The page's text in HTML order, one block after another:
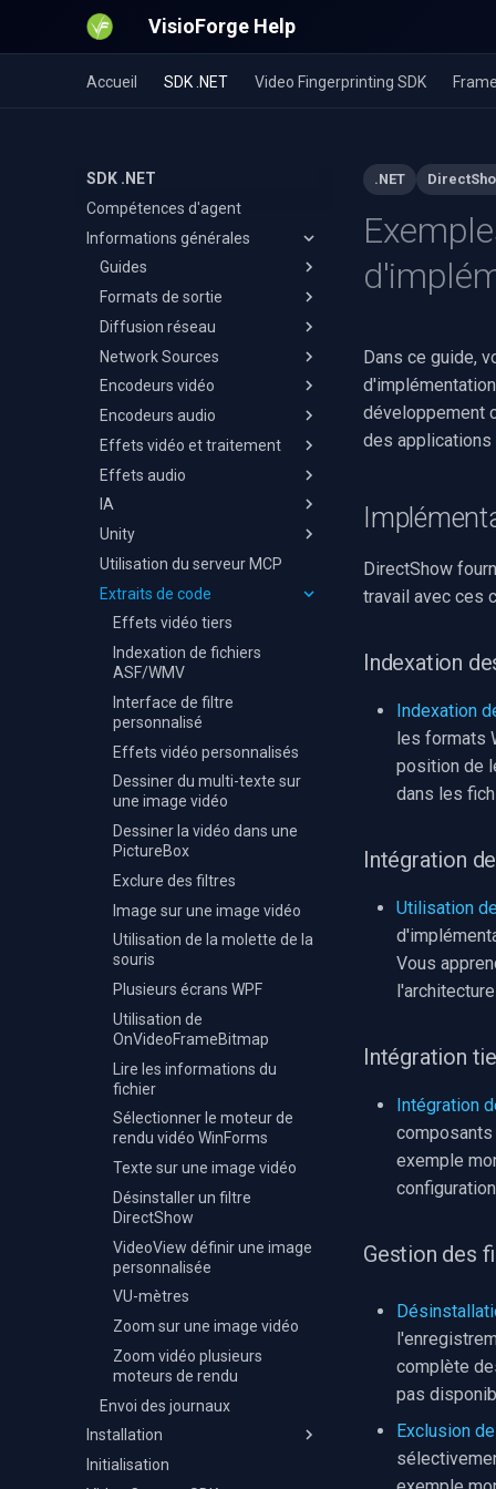
VisioForge Help
Accueil SDK .NET Video Fingerprinting SDK
SDK .NET
Compétences d'agent
Informations générales
Guides
Capture vidéo vers MPEG-TS
Enregistrement et édition
Enregistrer l'audio d'apps sur
Android
Caméra USB sur Android
Formats de sortie
MP4
AVI
MKV
MOV
WebM
WMV
MPEG-TS
MXF
GIF
Personnalisé
FFmpeg EXE
Diffusion réseau
RTMP
RTSP
Streaming HLS
SRT
NDI
UDP
HTTP MJPEG
WMV
YouTube
Facebook
AWS S3
Adobe Flash
IIS Smooth Streaming
Network Sources
Reconnect & Fallback Switch
Encodeurs vidéo
H.264
HEVC
AV1
VP8/VP9
MJPEG
Encodeurs audio
AAC
MP3
Opus
Vorbis
FLAC
WAV
WavPack
WMA
Speex
Effets vidéo et traitement
Ajout d'effets
Référence des effets
NVIDIA Maxine
Superposition d'image
Superposition de texte
Capteur d'échantillons vidéo
Effets audio
Référence des effets audio
Capteur d'échantillons audio
IA
OCR
Détection d'objets
Détection à vocabulaire
ouvert
Analyse d'objets
Suivi automatique PTZ
Sous-titrage VLM
Recherche vidéo sémantique
Reconnaissance faciale
Reconnaissance de plaques
Masquage des PII
Recadrage automatique
Suppression de l'arrière-plan
Inférence ONNX générique
Reconnaissance vocale
Diarisation des locuteurs
Détection d'événements
audio
Moteurs X
Unity
Prise en main
Démarrage et cycle de vie
Compilation pour Windows
Compilation pour Android
Compilation pour macOS
Compilation pour iOS
Lire un fichier multimédia
Voir une caméra RTSP
Enregistrer une webcam
Monter et rendre
Matrice des plateformes
Dépannage
Utilisation du serveur MCP
Extraits de code
Effets vidéo tiers
Indexation de fichiers
ASF/WMV
Interface de filtre
personnalisé
Effets vidéo personnalisés
Dessiner du multi-texte sur
une image vidéo
Dessiner la vidéo dans une
PictureBox
Exclure des filtres
Image sur une image vidéo
Utilisation de la molette de la
souris
Plusieurs écrans WPF
Utilisation de
OnVideoFrameBitmap
Lire les informations du
fichier
Sélectionner le moteur de
rendu vidéo WinForms
Texte sur une image vidéo
Désinstaller un filtre
DirectShow
VideoView définir une image
personnalisée
VU-mètres
Zoom sur une image vidéo
Zoom vidéo plusieurs
moteurs de rendu
Envoi des journaux
Installation
Visual Studio
Initialisation
.NET
Dans ce guide,
développement
des applications
DirectShow
travail avec ces
Indexation
Indexation
les formats
position de
dans les
Intégration
Utilisation
Vous
Intégration
Intégration
exemple
Gestion des
complète
pas
Exclusion